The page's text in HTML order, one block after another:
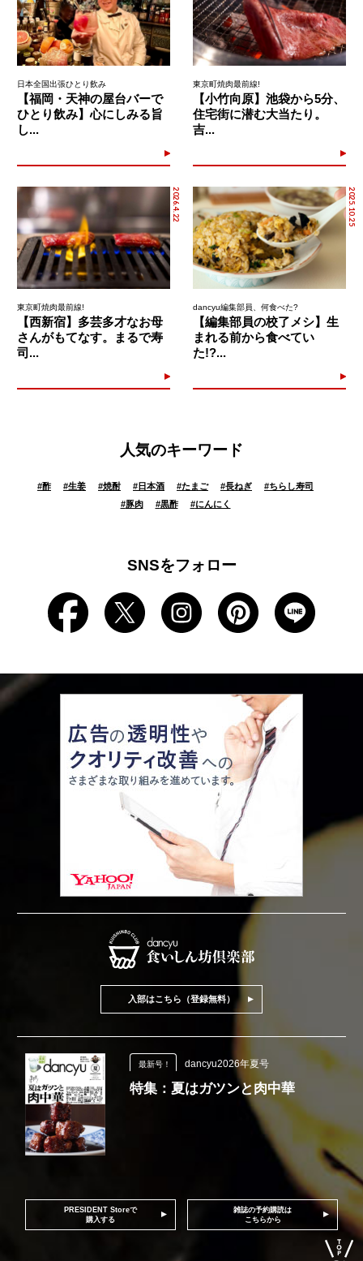
日本全国出張ひとり飲み
【福岡・天神の屋台バーで
ひとり飲み】心にしみる旨
し...
東京町焼肉最前線!
【小竹向原】池袋から5分、
住宅街に潜む大当たり。
吉...
2026.4.22
東京町焼肉最前線!
【西新宿】多芸多才なお母
さんがもてなす。まるで寿
司...
2025.10.25
dancyu編集部員、何食べた?
【編集部員の校了メシ】生
まれる前から食べてい
た!?...
人気のキーワード
#酢 #生姜 #焼酎 #日本酒 #たまご #長ねぎ #ちらし寿司
#豚肉 #黒酢 #にんにく
SNSをフォロー
入部はこちら（登録無料）
最新号！ dancyu2026年夏号
特集：夏はガツンと肉中華
PRESIDENT Storeで
購入する
雑誌の予約購読は
こちらから